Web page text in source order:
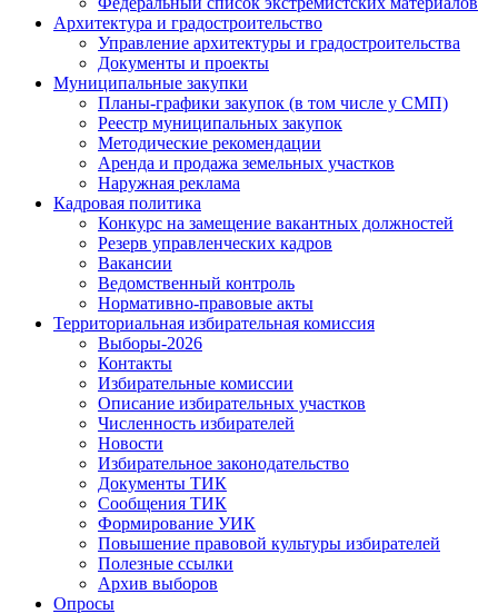
Архитектура и градостроительство
Управление архитектуры и градостроительства
Документы и проекты
Муниципальные закупки
Планы-графики закупок (в том числе у СМП)
Реестр муниципальных закупок
Методические рекомендации
Аренда и продажа земельных участков
Наружная реклама
Кадровая политика
Конкурс на замещение вакантных должностей
Резерв управленческих кадров
Вакансии
Ведомственный контроль
Нормативно-правовые акты
Территориальная избирательная комиссия
Выборы-2026
Контакты
Избирательные комиссии
Описание избирательных участков
Численность избирателей
Новости
Избирательное законодательство
Документы ТИК
Сообщения ТИК
Формирование УИК
Повышение правовой культуры избирателей
Полезные ссылки
Архив выборов
Опросы